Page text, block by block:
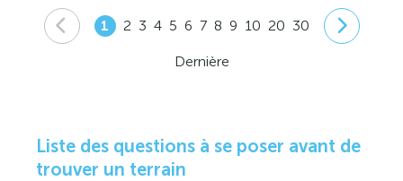
1 2 3 4 5 6 7 8 9 10 20 30
Dernière
Liste des questions à se poser avant de
trouver un terrain